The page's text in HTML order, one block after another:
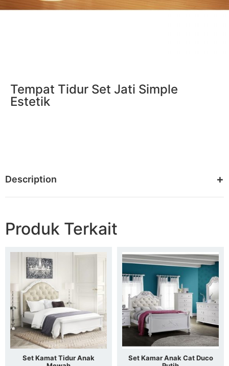
Tempat Tidur Set Jati Simple
Estetik
Description
Produk Terkait
Set Kamat Tidur Anak
Set Kamar Anak Cat Duco